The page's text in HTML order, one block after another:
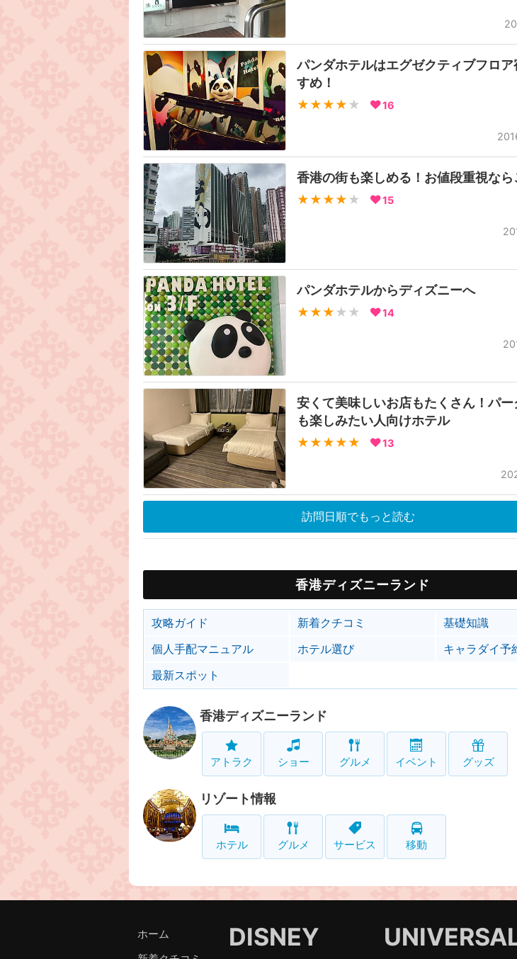
パンダホテルはエグゼクティブフロ
すめ！
★★★★ ★ 16
香港の街も楽しめる！お値段重視なら
★★★★ ★ 15
パンダホテルからディズニーへ
★★★ ★★ 14
安くて美味しいお店もたくさん！パー
も楽しみたい人向けホテル
★★★★★ 13
訪問日順でもっと読む
香港ディズニーランド
攻略ガイド 新着クチコミ
基礎知識
個人手配マニュアル
ホテル選び
キャラダイ予
最新スポット
香港ディズニーランド
アトラク ショー グルメ イベント グッズ
リゾート情報
ホテル グルメ サービス 移動
ホーム
DISNEY